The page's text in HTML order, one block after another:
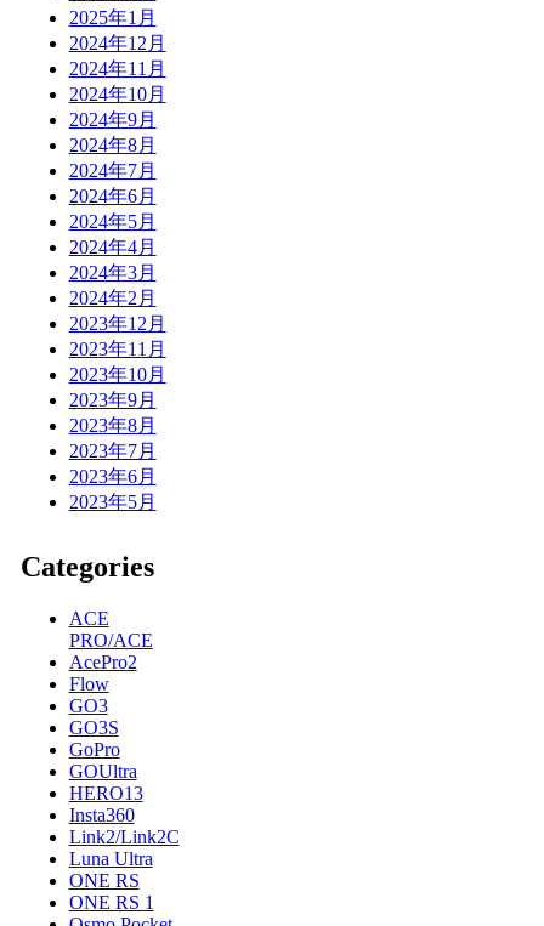
2025年1月
2024年12月
2024年11月
2024年10月
2024年9月
2024年8月
2024年7月
2024年6月
2024年5月
2024年4月
2024年3月
2024年2月
2023年12月
2023年11月
2023年10月
2023年9月
2023年8月
2023年7月
2023年6月
2023年5月
Categories
ACE
PRO/ACE
AcePro2
Flow
GO3
GO3S
GoPro
GOUltra
HERO13
Insta360
Link2/Link2C
Luna Ultra
ONE RS
ONE RS 1